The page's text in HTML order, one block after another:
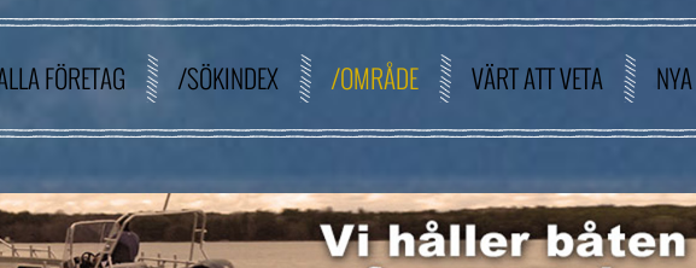
FÖRETAG /SÖKINDEX /OMRÅDE VÄRT ATT VETA